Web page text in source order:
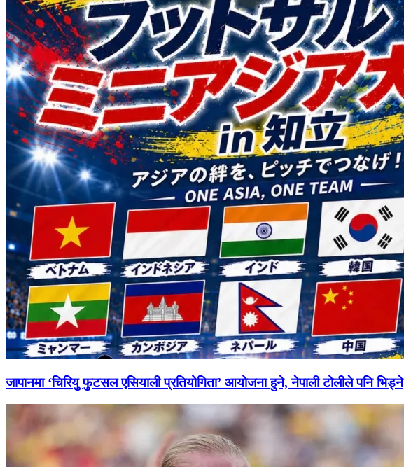
जापानमा ‘चिरियु फुटसल एसियाली प्रतियोगिता’ आयोजना हुने, नेपाली टोलीले पनि भिड्ने